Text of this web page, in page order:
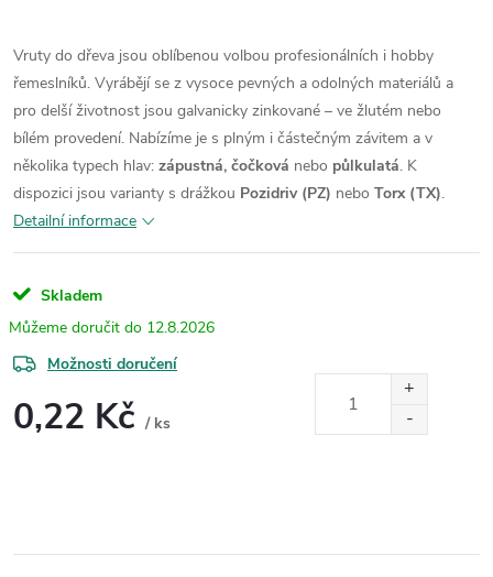
Vruty do dřeva jsou oblíbenou volbou profesionálních i hobby
řemeslníků. Vyrábějí se z vysoce pevných a odolných materiálů a
pro delší životnost jsou galvanicky zinkované – ve žlutém nebo
bílém provedení. Nabízíme je s plným i částečným závitem a v
několika typech hlav: zápustná, čočková nebo půlkulatá. K
dispozici jsou varianty s drážkou Pozidriv (PZ) nebo Torx (TX).
Detailní informace
Skladem
12.8.2026
Možnosti doručení
0,22 Kč / ks